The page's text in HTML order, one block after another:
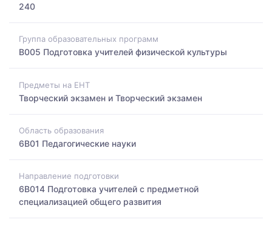
240
Группа образовательных программ
B005 Подготовка учителей физической культуры
Предметы на ЕНТ
Творческий экзамен и Творческий экзамен
Область образования
6B01 Педагогические науки
Направление подготовки
6B014 Подготовка учителей с предметной
специализацией общего развития